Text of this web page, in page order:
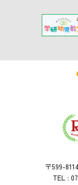
〒599-
TEL :